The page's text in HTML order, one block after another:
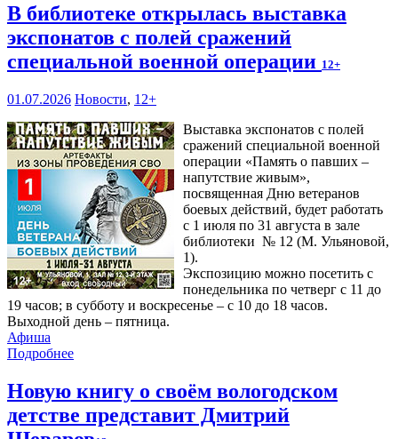
В библиотеке открылась выставка
экспонатов с полей сражений
специальной военной операции 12+
01.07.2026 Новости, 12+
Выставка экспонатов с полей
сражений специальной военной
операции «Память о павших –
напутствие живым»,
посвященная Дню ветеранов
боевых действий, будет работать
с 1 июля по 31 августа в зале
библиотеки № 12 (М. Ульяновой,
1).
Экспозицию можно посетить с
понедельника по четверг с 11 до
19 часов; в субботу и воскресенье – с 10 до 18 часов.
Выходной день – пятница.
Афиша
Подробнее
Новую книгу о своём вологодском
детстве представит Дмитрий